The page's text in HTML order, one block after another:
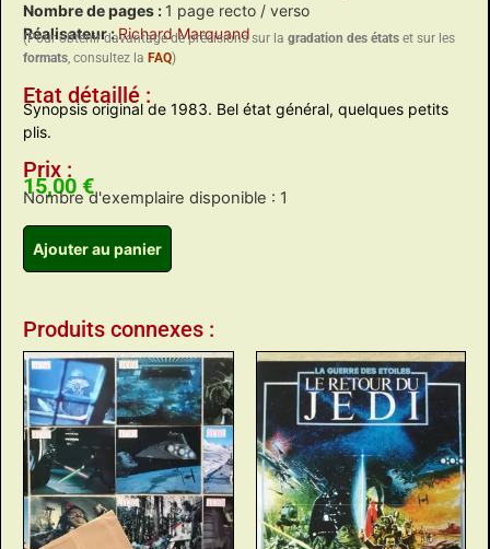
Nombre de pages : 1 page recto / verso
Réalisateur :Richard Marquand
(Pour obtenir davantage de précisions sur la gradation des états et sur les
formats, consultez la FAQ)
Etat détaillé :
Synopsis original de 1983. Bel état général, quelques petits
plis.
Prix :
15,00 €
Nombre d'exemplaire disponible : 1
Ajouter au panier
Produits connexes :